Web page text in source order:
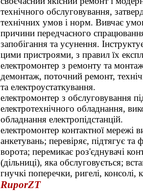
технічного обслуговування,
технічних умов і норм. Вивчає
причини передчасного
запобігання та усунення.
цими пристроями, з правил їх
електромонтер з ремонту та
демонтаж, поточний ремонт,
та електроустаткування.
електромонтер з обслуговування
електротехнічного обладнання,
обладнання електропідстанцій.
електромонтер контактної мережі
анкетувань; перевіряє, підтягує та
ворота; перемикає роз'єднувачі
(дільниці), яка обслуговується;
гнучкі поперечки, ригелі,
RuporZT